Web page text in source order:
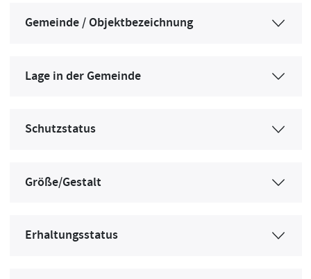
Gemeinde / Objektbezeichnung
Lage in der Gemeinde
Schutzstatus
Größe/Gestalt
Erhaltungsstatus